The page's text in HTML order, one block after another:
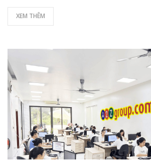
XEM THÊM